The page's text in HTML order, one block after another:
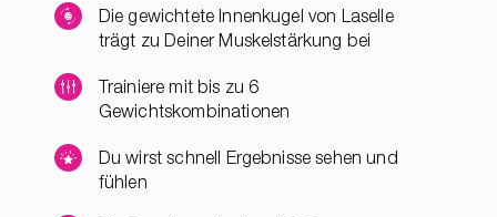
Die gewichtete Innenkugel von Laselle
trägt zu Deiner Muskelstärkung bei
Trainiere mit bis zu 6
Gewichtskombinationen
Du wirst schnell Ergebnisse sehen und
fühlen